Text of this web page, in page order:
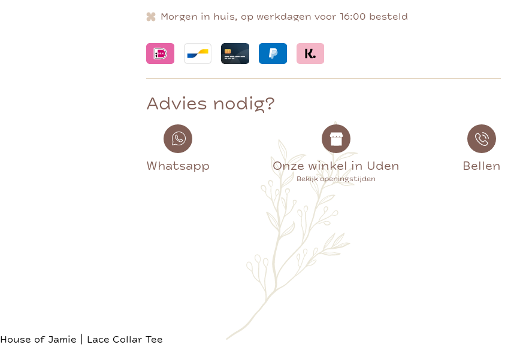
Morgen in huis, op werkdagen voor 16:00 besteld
Advies nodig?
Whatsapp Onze winkel in Uden
Bekijk openingstijden
Bellen
House of Jamie | Lace Collar Tee